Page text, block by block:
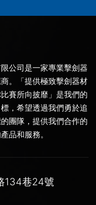
公司是一家專業擊劍器
。「提供極致擊劍器材
賽所向披靡」是我們的
，希望透過我們勇於追
團隊，提供我們合作的
品和服務。
134巷24號